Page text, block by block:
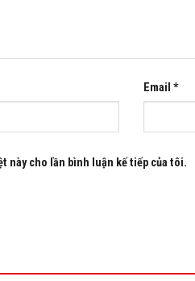
Email *
này cho lần bình luận kế tiếp của tôi.